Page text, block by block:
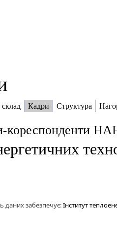
Кадри Структура
кореспонденти
даних забезпечує:Інститут